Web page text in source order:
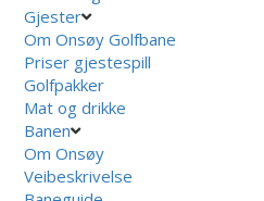
Gjester
Om Onsøy Golfbane
Priser gjestespill
Golfpakker
Mat og drikke
Banen
Om Onsøy
Veibeskrivelse